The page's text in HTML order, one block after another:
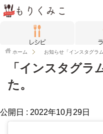
ホーム お知らせ「インスタグラ
「インスタグラ
た。
公開日 : 2022年10月29日